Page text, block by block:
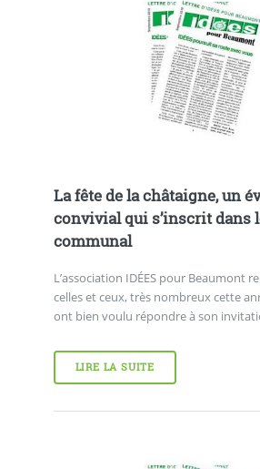
La fête de la châtaigne, un
convivial qui s’inscrit dans
communal
L’association IDÉES pour Beaumont
celles et ceux, très nombreux cette
ont bien voulu répondre à son
LIRE LA SUITE